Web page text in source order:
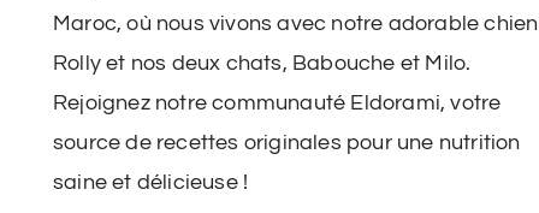
Maroc, où nous vivons avec notre adorable chien
Rolly et nos deux chats, Babouche et Milo.
Rejoignez notre communauté Eldorami, votre
source de recettes originales pour une nutrition
saine et délicieuse !